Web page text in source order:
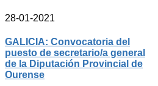
28-01-2021
GALICIA: Convocatoria del
puesto de secretario/a general
de la Diputación Provincial de
Ourense